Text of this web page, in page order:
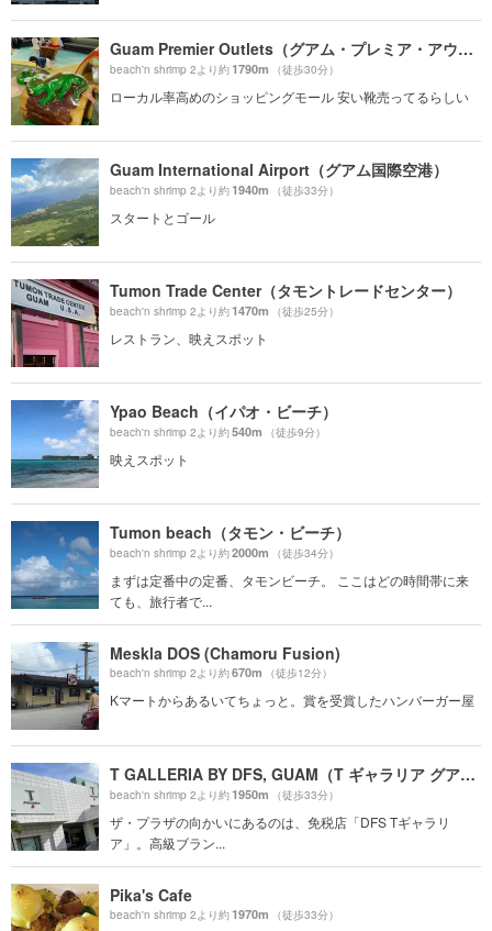
Guam Premier Outlets（グアム・プレミア・アウトレット）
beach'n shrimp 2より約1790m （徒歩30分）
ローカル率高めのショッピングモール 安い靴売ってるらしい
Guam International Airport（グアム国際空港）
beach'n shrimp 2より約1940m （徒歩33分）
スタートとゴール
Tumon Trade Center（タモントレードセンター）
beach'n shrimp 2より約1470m （徒歩25分）
レストラン、映えスポット
Ypao Beach（イパオ・ビーチ）
beach'n shrimp 2より約540m （徒歩9分）
映えスポット
Tumon beach（タモン・ビーチ）
beach'n shrimp 2より約2000m （徒歩34分）
まずは定番中の定番、タモンビーチ。 ここはどの時間帯に来
ても、旅行者で...
Meskla DOS (Chamoru Fusion)
beach'n shrimp 2より約670m （徒歩12分）
Kマートからあるいてちょっと。賞を受賞したハンバーガー屋
T GALLERIA BY DFS, GUAM（T ギャラリア グアム by DFS）
beach'n shrimp 2より約1950m （徒歩33分）
ザ・プラザの向かいにあるのは、免税店「DFS Tギャラリ
ア」。高級ブラン...
Pika's Cafe
beach'n shrimp 2より約1970m （徒歩33分）